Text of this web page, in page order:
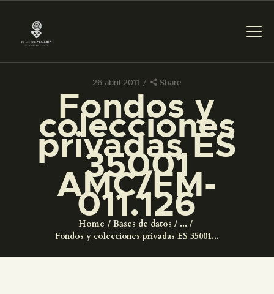
26 abril 2011 Share
Fondos y
colecciones
privadas ES
35001
AMC/FM-
011.126
Home Bases de datos
...
Fondos y colecciones privadas ES 35001...
PREPARAR LA VISITA
ACTIVIDADES
█
EL MUSEO